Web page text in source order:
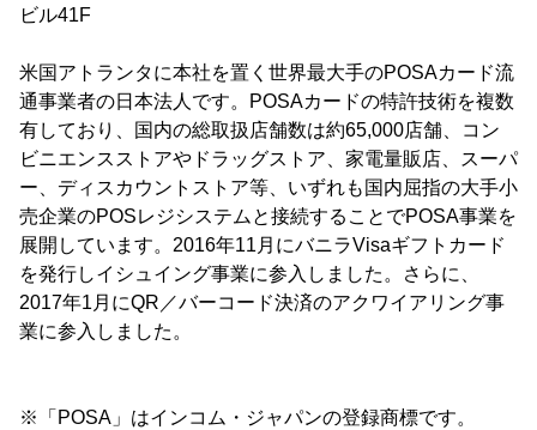
ビル41F
米国アトランタに本社を置く世界最大手のPOSAカード流
通事業者の日本法人です。POSAカードの特許技術を複数
有しており、国内の総取扱店舗数は約65,000店舗、コン
ビニエンスストアやドラッグストア、家電量販店、スーパ
ー、ディスカウントストア等、いずれも国内屈指の大手小
売企業のPOSレジシステムと接続することでPOSA事業を
展開しています。2016年11月にバニラVisaギフトカード
を発行しイシュイング事業に参入しました。さらに、
2017年1月にQR／バーコード決済のアクワイアリング事
業に参入しました。
※「POSA」はインコム・ジャパンの登録商標です。